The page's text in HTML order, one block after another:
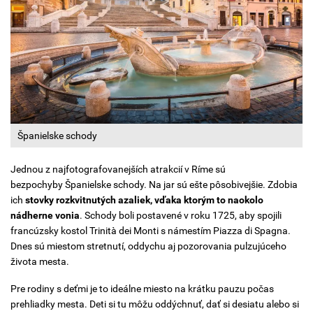
Španielske schody
Jednou z najfotografovanejších atrakcií v Ríme sú
bezpochyby Španielske schody. Na jar sú ešte pôsobivejšie. Zdobia
ich stovky rozkvitnutých azaliek, vďaka ktorým to naokolo
nádherne vonia. Schody boli postavené v roku 1725, aby spojili
francúzsky kostol Trinità dei Monti s námestím Piazza di Spagna.
Dnes sú miestom stretnutí, oddychu aj pozorovania pulzujúceho
života mesta.
Pre rodiny s deťmi je to ideálne miesto na krátku pauzu počas
prehliadky mesta. Deti si tu môžu oddýchnuť, dať si desiatu alebo si